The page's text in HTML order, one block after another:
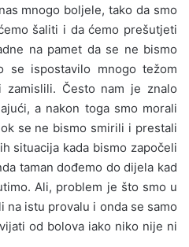
mnogo boljele, tako da smo
šaliti i da ćemo prešutjeti
na pamet da se ne bismo
se ispostavilo mnogo težom
Često nam je znalo
a nakon toga smo morali
se ne bismo smirili i prestali
situacija kada bismo započeli
taman dođemo do dijela kad
Ali, problem je što smo u
istu provalu i onda se samo
od bolova iako niko nije ni